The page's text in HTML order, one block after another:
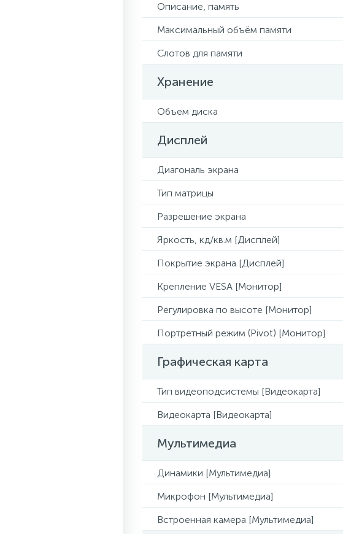
Описание, память
Максимальный объём памяти
Слотов для памяти
Хранение
Объем диска
Дисплей
Диагональ экрана
Тип матрицы
Разрешение экрана
Яркость, кд/кв.м [Дисплей]
Покрытие экрана [Дисплей]
Крепление VESA [Монитор]
Регулировка по высоте [Монитор]
Портретный режим (Pivot) [Монитор]
Графическая карта
Тип видеоподсистемы [Видеокарта]
Видеокарта [Видеокарта]
Мультимедиа
Динамики [Мультимедиа]
Микрофон [Мультимедиа]
Встроенная камера [Мультимедиа]